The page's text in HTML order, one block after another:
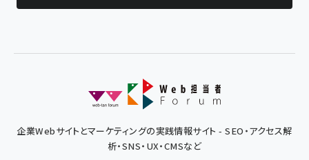
企業Webサイトとマーケティングの実践情報サイト - SEO・アクセス解
析・SNS・UX・CMSなど